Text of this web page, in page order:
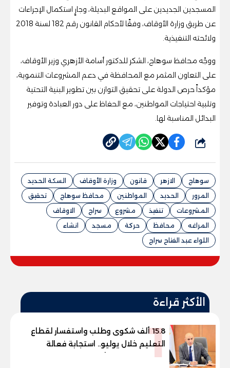
المسجدين الجديدين على المواقع البديلة، وجارٍ استكمال الإجراءات
عن طريق وزارة الأوقاف، وفقًا لأحكام القانون رقم 182 لسنة 2018
ولائحته التنفيذية.
ووجّه محافظ سوهاج، الشكر للدكتور أسامة الأزهري وزير الأوقاف،
على التعاون المثمر مع المحافظة في دعم المشروعات التنموية،
مؤكداً حرص الدولة على تحقيق التوازن بين تطوير البنية التحتية
وتلبية احتياجات المواطنين، مع الحفاظ على دور العبادة وتوفير
البدائل المناسبة لها.
شارك
سوهاج الازهر قانون وزارة الأوقاف
السكة الحديد
المرور
الحديد المواطنين محافظ سوهاج
تحقيق
المشروعات
تنفيذ مشروع سراج
الاوقاف
المراغه
محافظ حركة مسجد
انشاء
اللواء عبد الفتاح سراج
الأكثر قراءة
115.8 ألف شكوى وطلب واستفسار لقطاع
التعليم خلال يوليو.. استجابة فعالة
لشكاوى الطلاب وأولياء الأمور